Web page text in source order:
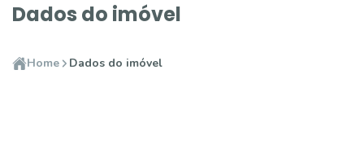
Dados do imóvel
Home Dados do imóvel